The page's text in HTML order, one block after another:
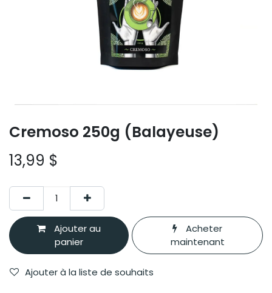
Cremoso 250g (Balayeuse)
13,99 $
Ajouter au
panier
Acheter
maintenant
Ajouter à la liste de souhaits